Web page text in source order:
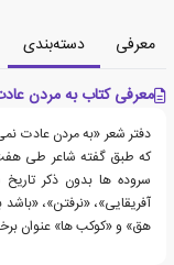
معرفی دسته‌بندی
معرفی کتاب به مردن
که طبق گفته شاعر طی
سروده ها بدون ذکر
آفریقایی»، «نرفتن»،
هق» و «کوکب ها» عنوان